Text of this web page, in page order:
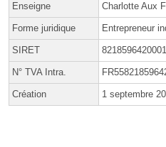
Enseigne Charlotte Aux
Forme juridique Entrepreneur
SIRET
N° TVA Intra.
Création 1 septembre